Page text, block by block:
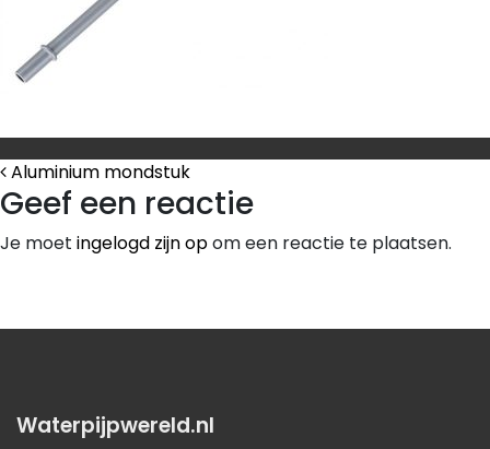
Bericht Navigatie
Aluminium mondstuk
Geef een reactie
Je moet ingelogd zijn opom een reactie te plaatsen.
Waterpijpwereld.nl